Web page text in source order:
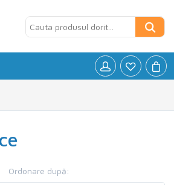
Ordonare după: